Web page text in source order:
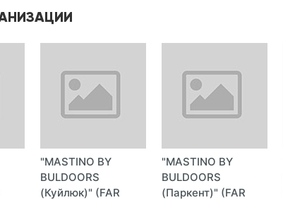
"MASTINO BY
BULDOORS
(Куйлюк)" (FAR
"MASTINO BY
BULDOORS
(Паркент)" (FAR